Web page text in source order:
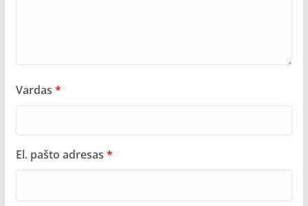
Vardas *
El. pašto adresas *